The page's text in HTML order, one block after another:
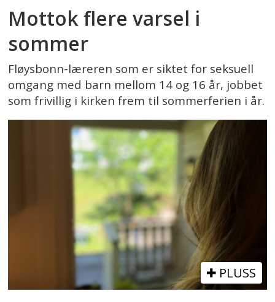
Mottok flere varsel i
sommer
Fløysbonn-læreren som er siktet for seksuell
omgang med barn mellom 14 og 16 år, jobbet
som frivillig i kirken frem til sommerferien i år.
PLUSS